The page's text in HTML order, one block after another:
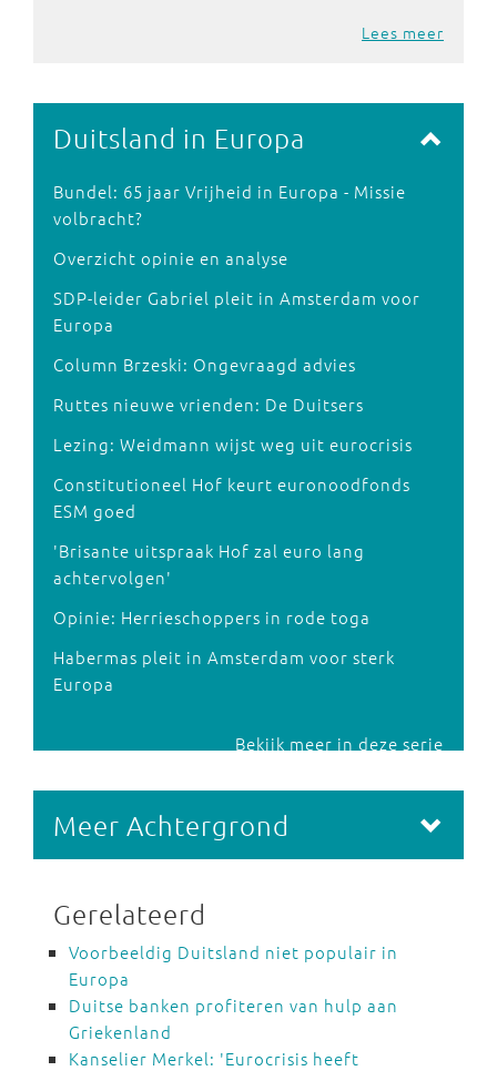
Lees meer
Duitsland in Europa
Bundel: 65 jaar Vrijheid in Europa - Missie
volbracht?
Overzicht opinie en analyse
SDP-leider Gabriel pleit in Amsterdam voor
Europa
Column Brzeski: Ongevraagd advies
Ruttes nieuwe vrienden: De Duitsers
Lezing: Weidmann wijst weg uit eurocrisis
Constitutioneel Hof keurt euronoodfonds
ESM goed
'Brisante uitspraak Hof zal euro lang
achtervolgen'
Opinie: Herrieschoppers in rode toga
Habermas pleit in Amsterdam voor sterk
Europa
Bekijk meer in deze serie
Meer Achtergrond
Gerelateerd
Voorbeeldig Duitsland niet populair in
Europa
Duitse banken profiteren van hulp aan
Griekenland
Kanselier Merkel: 'Eurocrisis heeft